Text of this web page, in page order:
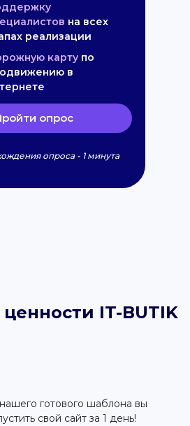
на всех
реализации
карту по
в
опрос
опроса - 1 минута
IT-BUTIK
готового шаблона вы
свой сайт за 1 день!